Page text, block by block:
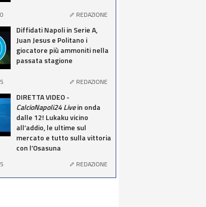
REDAZIONE
Diffidati Napoli in Serie A,
Juan Jesus e Politano i
giocatore più ammoniti nella
passata stagione
REDAZIONE
DIRETTA VIDEO -
CalcioNapoli24 Livein onda
dalle 12! Lukaku vicino
all’addio, le ultime sul
mercato e tutto sulla vittoria
con l’Osasuna
REDAZIONE